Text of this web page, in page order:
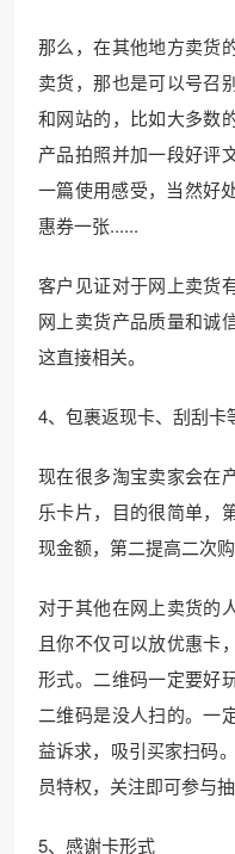
那么，在其他地方卖货
卖货，那也是可以号召
和网站的，比如大多数
产品拍照并加一段好评
一篇使用感受，当然好
惠券一张......
客户见证对于网上卖货
网上卖货产品质量和诚
这直接相关。
4、包裹返现卡、刮刮卡
现在很多淘宝卖家会在
乐卡片，目的很简单，
现金额，第二提高二次
对于其他在网上卖货的
且你不仅可以放优惠卡
形式。二维码一定要好
二维码是没人扫的。一
益诉求，吸引买家扫码
员特权，关注即可参与
5、感谢卡形式